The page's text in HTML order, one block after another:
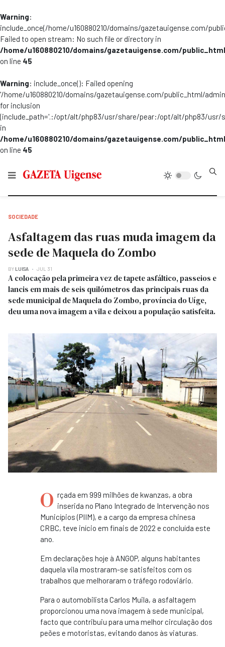
Warning:
include_once(/home/u160880210/domains/gazetauigense.com/
Failed to open stream: No such file or directory in
/home/u160880210/domains/gazetauigense.com/
on line 45
Warning: include_once(): Failed opening
'/home/u160880210/domains/gazetauigense.com/public_html/
for inclusion
(include_path='.:/opt/alt/php83/usr/share/pear:/opt/alt/php83/
in
/home/u160880210/domains/gazetauigense.com/
on line 45
SOCIEDADE
Asfaltagem das ruas muda imagem da
sede de Maquela do Zombo
BY LUISA JUL 31
A colocação pela primeira vez de tapete asfáltico, passeios e
lancis em mais de seis quilómetros das principais ruas da
sede municipal de Maquela do Zombo, província do Uíge,
deu uma nova imagem a vila e deixou a população satisfeita.
O rçada em 999 milhões de kwanzas, a obra
inserida no Plano Integrado de Intervenção nos
Municípios (PIIM), e a cargo da empresa chinesa
CRBC, teve início em finais de 2022 e concluída este
ano.
Em declarações hoje à ANGOP, alguns habitantes
daquela vila mostraram-se satisfeitos com os
trabalhos que melhoraram o tráfego rodoviário.
Para o automobilista Carlos Muila, a asfaltagem
proporcionou uma nova imagem à sede municipal,
facto que contribuiu para uma melhor circulação dos
peões e motoristas, evitando danos às viaturas.